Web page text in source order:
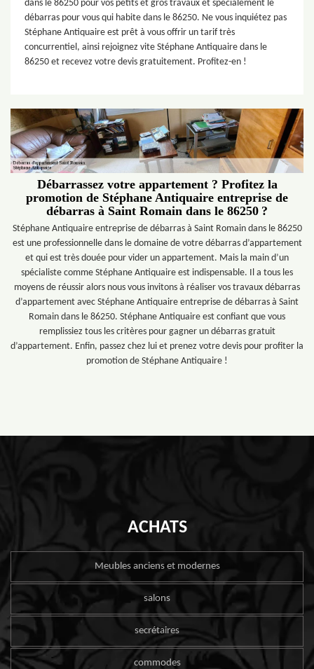
dans le 86250 pour vos petits et gros travaux et spécialement le
débarras pour vous qui habite dans le 86250. Ne vous inquiétez pas
Stéphane Antiquaire est prêt à vous offrir un tarif très
concurrentiel, ainsi rejoignez vite Stéphane Antiquaire dans le
86250 et recevez votre devis gratuitement. Profitez-en !
Débarrassez votre appartement ? Profitez la
promotion de Stéphane Antiquaire entreprise de
débarras à Saint Romain dans le 86250 ?
Stéphane Antiquaire entreprise de débarras à Saint Romain dans le 86250
est une professionnelle dans le domaine de votre débarras d’appartement
et qui est très douée pour vider un appartement. Mais la main d’un
spécialiste comme Stéphane Antiquaire est indispensable. Il a tous les
moyens de réussir alors nous vous invitons à réaliser vos travaux débarras
d’appartement avec Stéphane Antiquaire entreprise de débarras à Saint
Romain dans le 86250. Stéphane Antiquaire est confiant que vous
remplissiez tous les critères pour gagner un débarras gratuit
d’appartement. Enfin, passez chez lui et prenez votre devis pour profiter la
promotion de Stéphane Antiquaire !
ACHATS
Meubles anciens et modernes
salons
secrétaires
commodes